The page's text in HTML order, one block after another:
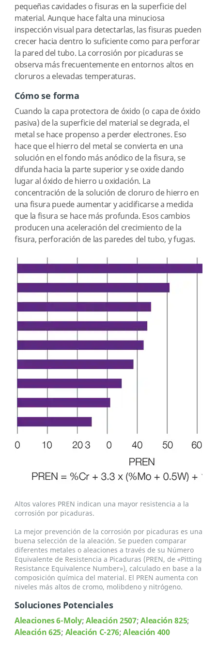
pequeñas cavidades o fisuras en la superficie del
material. Aunque hace falta una minuciosa
inspección visual para detectarlas, las fisuras pueden
crecer hacia dentro lo suficiente como para perforar
la pared del tubo. La corrosión por picaduras se
observa más frecuentemente en entornos altos en
cloruros a elevadas temperaturas.
Cómo se forma
Cuando la capa protectora de óxido (o capa de óxido
pasiva) de la superficie del material se degrada, el
metal se hace propenso a perder electrones. Eso
hace que el hierro del metal se convierta en una
solución en el fondo más anódico de la fisura, se
difunda hacia la parte superior y se oxide dando
lugar al óxido de hierro u oxidación. La
concentración de la solución de cloruro de hierro en
una fisura puede aumentar y acidificarse a medida
que la fisura se hace más profunda. Esos cambios
producen una aceleración del crecimiento de la
fisura, perforación de las paredes del tubo, y fugas.
Altos valores PREN indican una mayor resistencia a la
corrosión por picaduras.
La mejor prevención de la corrosión por picaduras es una
buena selección de la aleación. Se pueden comparar
diferentes metales o aleaciones a través de su Número
Equivalente de Resistencia a Picaduras (PREN, de «Pitting
Resistance Equivalence Number»), calculado en base a la
composición química del material. El PREN aumenta con
niveles más altos de cromo, molibdeno y nitrógeno.
Soluciones Potenciales
Aleaciones 6-Moly;Aleación 2507;Aleación 825;
Aleación 625; Aleación C-276;Aleación 400